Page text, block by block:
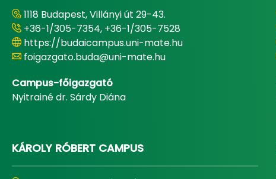
1118 Budapest, Villányi út 29-43.
+36-1/305-7354, +36-1/305-7528
https://budaicampus.uni-mate.hu
foigazgato.buda@uni-mate.hu
Campus-főigazgató
Nyitrainé dr. Sárdy Diána
KÁROLY RÓBERT CAMPUS